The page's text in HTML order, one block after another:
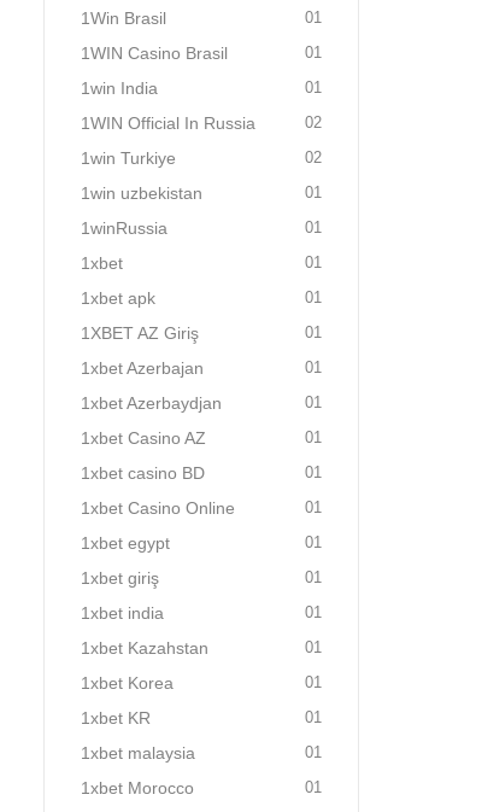
1Win Brasil 01
1WIN Casino Brasil 01
1win India 01
1WIN Official In Russia 02
1win Turkiye 02
1win uzbekistan 01
1winRussia 01
1xbet 01
1xbet apk 01
1XBET AZ Giriş 01
1xbet Azerbajan 01
1xbet Azerbaydjan 01
1xbet Casino AZ 01
1xbet casino BD 01
1xbet Casino Online 01
1xbet egypt 01
1xbet giriş 01
1xbet india 01
1xbet Kazahstan 01
1xbet Korea 01
1xbet KR 01
1xbet malaysia 01
1xbet Morocco 01